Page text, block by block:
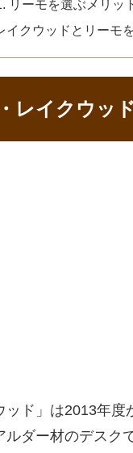
リーモを選ぶメリッ
イクウッドとリーモ
レイクウッド
ド」は2013年
ダー材のデスク